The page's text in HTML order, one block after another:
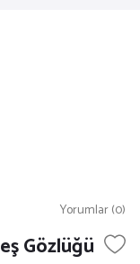
Yorumlar (0)
Gözlüğü